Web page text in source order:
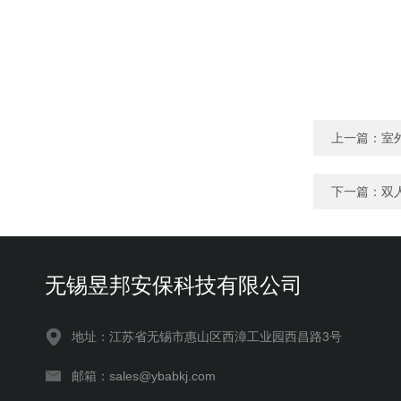
上一篇： 室
下一篇： 双
无锡昱邦安保科技有限公司
地址：江苏省无锡市惠山区西漳工业园西昌路3号
邮箱：sales@ybabkj.com